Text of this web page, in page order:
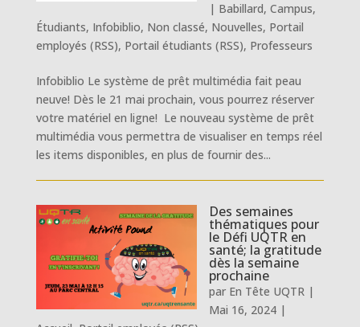
| Babillard, Campus,
Étudiants, Infobiblio, Non classé, Nouvelles, Portail
employés (RSS), Portail étudiants (RSS), Professeurs
Infobiblio Le système de prêt multimédia fait peau
neuve! Dès le 21 mai prochain, vous pourrez réserver
votre matériel en ligne! Le nouveau système de prêt
multimédia vous permettra de visualiser en temps réel
les items disponibles, en plus de fournir des...
Des semaines
thématiques pour
le Défi UQTR en
santé; la gratitude
dès la semaine
prochaine
par En Tête UQTR|
Mai 16, 2024|